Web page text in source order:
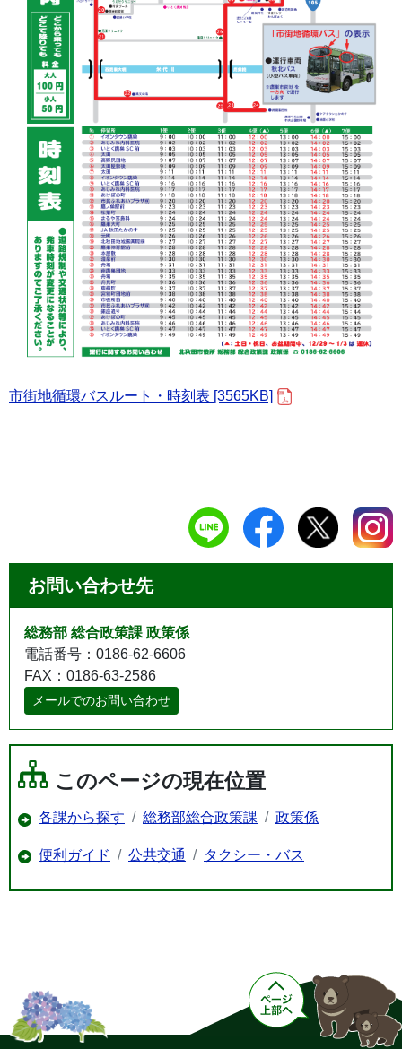
市街地循環バスルート・時刻表 [3565KB]
お問い合わせ先
総務部 総合政策課 政策係
電話番号：0186-62-6606
FAX：0186-63-2586
メールでのお問い合わせ
このページの現在位置
各課から探す 総務部総合政策課 政策係
便利ガイド 公共交通 タクシー・バス